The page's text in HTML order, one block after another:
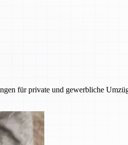
für private und gewerbliche